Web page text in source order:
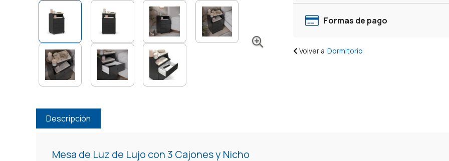
Luz
Somier
cantidad
Formas de pago
Volver a Dormitorio
Descripción
Mesa de Luz de Lujo con 3 Cajones y Nicho